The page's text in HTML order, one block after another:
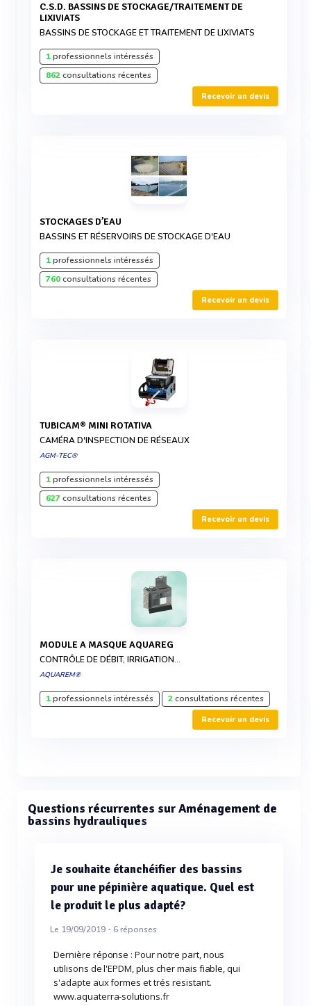
C.S.D. BASSINS DE STOCKAGE/TRAITEMENT DE
LIXIVIATS
BASSINS DE STOCKAGE ET TRAITEMENT DE LIXIVIATS
1professionnels intéressés
862consultations récentes
Recevoir un devis
STOCKAGES D’EAU
BASSINS ET RÉSERVOIRS DE STOCKAGE D'EAU
1professionnels intéressés
760consultations récentes
Recevoir un devis
TUBICAM® MINI ROTATIVA
CAMÉRA D'INSPECTION DE RÉSEAUX
AGM-TEC®
1professionnels intéressés
627consultations récentes
Recevoir un devis
MODULE A MASQUE AQUAREG
CONTRÔLE DE DÉBIT, IRRIGATION...
AQUAREM®
1professionnels intéressés 2consultations récentes
Recevoir un devis
Questions récurrentes sur Aménagement de
bassins hydrauliques
Je souhaite étanchéifier des bassins
pour une pépinière aquatique. Quel est
le produit le plus adapté?
Le 19/09/2019 - 6réponses
Dernière réponse : Pour notre part, nous
utilisons de l'EPDM, plus cher mais fiable, qui
s'adapte aux formes et trés resistant.
www.aquaterra-solutions.fr